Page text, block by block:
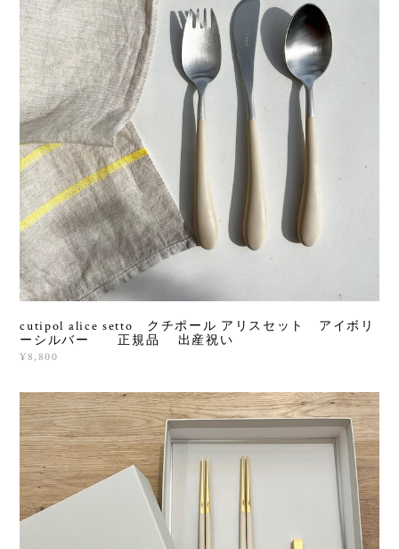
cutipol alice setto クチポール アリスセット アイボリ
ーシルバー 正規品 出産祝い
¥8,800